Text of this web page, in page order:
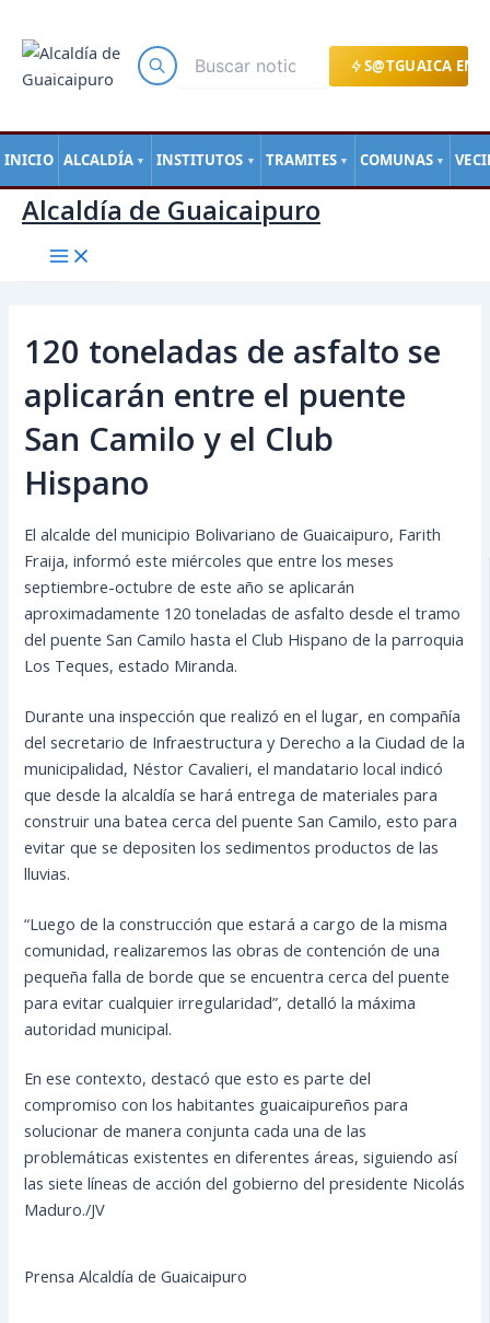
S@TGUAICA EN
INICIO ALCALDÍA ▼ INSTITUTOS ▼ TRAMITES ▼ COMUNAS ▼
contenido
Alcaldía de Guaicaipuro
120 toneladas de asfalto se
aplicarán entre el puente
San Camilo y el Club
Hispano
El alcalde del municipio Bolivariano de Guaicaipuro, Farith
Fraija, informó este miércoles que entre los meses
septiembre-octubre de este año se aplicarán
aproximadamente 120 toneladas de asfalto desde el tramo
del puente San Camilo hasta el Club Hispano de la parroquia
Los Teques, estado Miranda.
Durante una inspección que realizó en el lugar, en compañía
del secretario de Infraestructura y Derecho a la Ciudad de la
municipalidad, Néstor Cavalieri, el mandatario local indicó
que desde la alcaldía se hará entrega de materiales para
construir una batea cerca del puente San Camilo, esto para
evitar que se depositen los sedimentos productos de las
lluvias.
“Luego de la construcción que estará a cargo de la misma
comunidad, realizaremos las obras de contención de una
pequeña falla de borde que se encuentra cerca del puente
para evitar cualquier irregularidad”, detalló la máxima
autoridad municipal.
En ese contexto, destacó que esto es parte del
compromiso con los habitantes guaicaipureños para
solucionar de manera conjunta cada una de las
problemáticas existentes en diferentes áreas, siguiendo así
las siete líneas de acción del gobierno del presidente Nicolás
Maduro./JV
Prensa Alcaldía de Guaicaipuro
de
entradas